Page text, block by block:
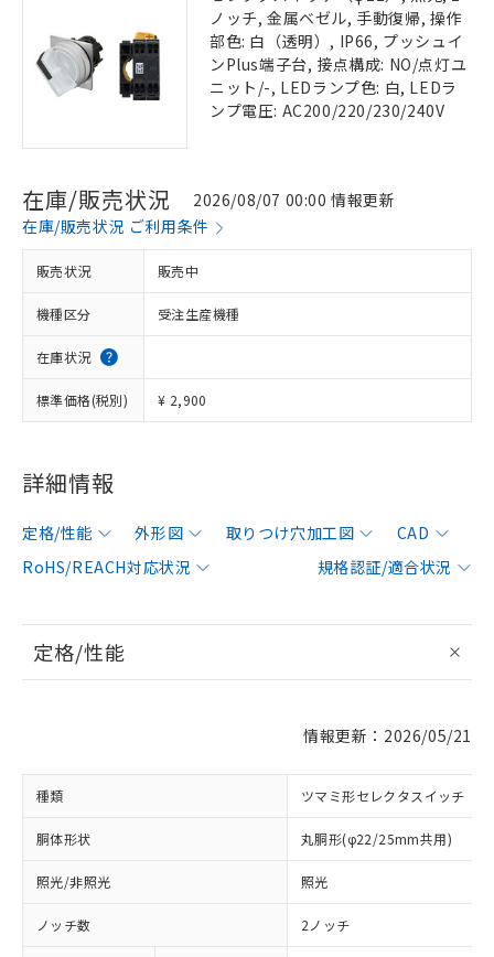
ノッチ, 金属ベゼル, 手動復帰, 操作
部色: 白（透明）, IP66, プッシュイ
ンPlus端子台, 接点構成: NO/点灯ユ
ニット/-, LEDランプ色: 白, LEDラ
ンプ電圧: AC200/220/230/240V
在庫/販売状況
2026/08/07 00:00 情報更新
在庫/販売状況 ご利用条件
販売状況 販売中
機種区分 受注生産機種
在庫状況
標準価格(税別) ¥ 2,900
詳細情報
定格/性能 外形図 取りつけ穴加工図
CAD
RoHS/REACH対応状況
規格認証/適合状況
定格/性能
情報更新：2026/05/21
種類 ツマミ形セレクタスイッチ
胴体形状 丸胴形(φ22/25mm共用)
照光/非照光 照光
ノッチ数 2ノッチ